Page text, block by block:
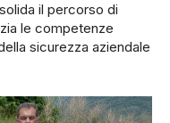
il percorso di
le competenze
sicurezza aziendale